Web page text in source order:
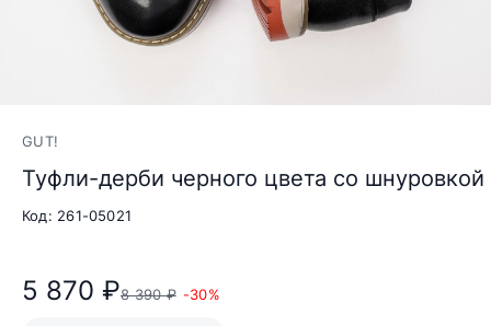
GUT!
Туфли-дерби черного цвета со шнуровкой
Код: 261-05021
5 870 ₽8 390 ₽ -30%